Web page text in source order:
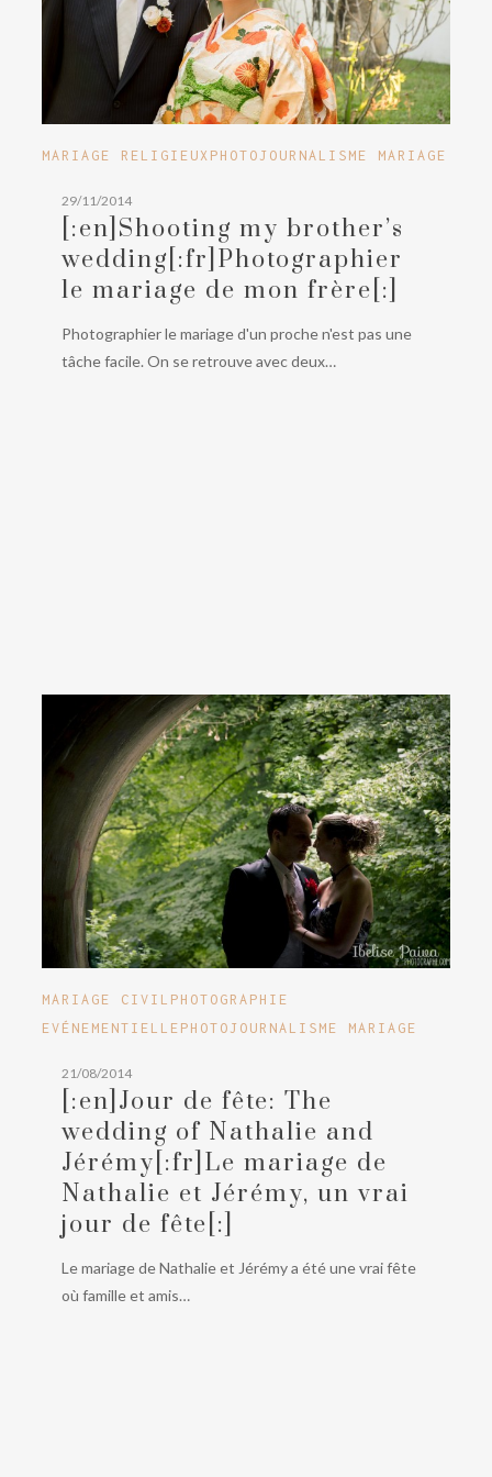
[:en]Shooting
brother’s
wedding[:fr]Photographier
mariage
mon
frère[:]
MARIAGE RELIGIEUX PHOTOJOURNALISME MARIAGE
29/11/2014
[:en]Shooting my brother’s
wedding[:fr]Photographier
le mariage de mon frère[:]
Photographier le mariage d'un proche n'est pas une
tâche facile. On se retrouve avec deux…
[:en]Jour
de
The
wedding
Nathalie
and
Jérémy[:fr]Le
mariage
Nathalie
MARIAGE CIVIL PHOTOGRAPHIE
EVÉNEMENTIELLE PHOTOJOURNALISME MARIAGE
21/08/2014
[:en]Jour de fête: The
wedding of Nathalie and
Jérémy[:fr]Le mariage de
Nathalie et Jérémy, un vrai
jour de fête[:]
Le mariage de Nathalie et Jérémy a été une vrai fête
où famille et amis…